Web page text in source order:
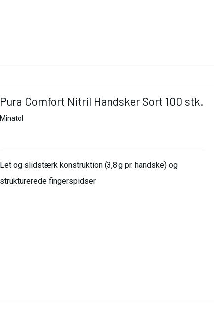
Pura Comfort Nitril Handsker Sort 100 stk.
Minatol
Let og slidstærk konstruktion (3,8 g pr. handske) og
strukturerede fingerspidser